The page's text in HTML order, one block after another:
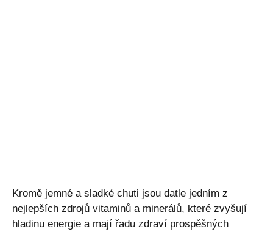
Kromě jemné a sladké chuti jsou datle jedním z
nejlepších zdrojů vitaminů a minerálů, které zvyšují
hladinu energie a mají řadu zdraví prospěšných